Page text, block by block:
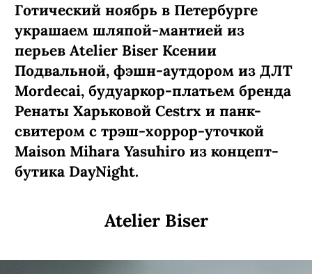
Готический ноябрь в Петербурге
украшаем шляпой-мантией из
перьев Atelier Biser Ксении
Подвальной, фэшн-аутдором из ДЛТ
Mordecai, будуаркор-платьем бренда
Ренаты Харьковой Cestrx и панк-
свитером с трэш-хоррор-уточкой
Maison Mihara Yasuhiro из концепт-
бутика DayNight.
Atelier Biser